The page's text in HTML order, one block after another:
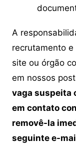
A
recrutamento
site ou órgão
em nossos
vaga suspeita
em contato
removê-la
seguinte e-